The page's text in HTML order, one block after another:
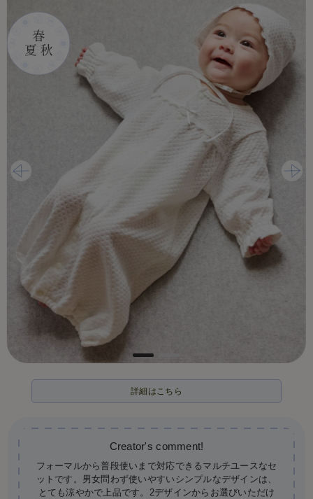
詳細はこちら
フォーマルから普段使いまで対応できるマルチユースなセ
ットです。男女問わず使いやすいシンプルなデザインは、
とても涼やかで上品です。2デザインからお選びいただけ